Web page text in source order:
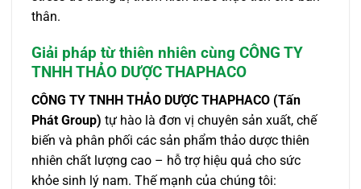
thân.
Giải pháp từ thiên nhiên cùng CÔNG TY
TNHH THẢO DƯỢC THAPHACO
CÔNG TY TNHH THẢO DƯỢC THAPHACO (Tấn
Phát Group) tự hào là đơn vị chuyên sản xuất, chế
biến và phân phối các sản phẩm thảo dược thiên
nhiên chất lượng cao – hỗ trợ hiệu quả cho sức
khỏe sinh lý nam. Thế mạnh của chúng tôi: